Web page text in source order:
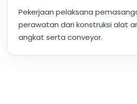
Pekerjaan pelaksana
perawatan dari konstruksi alat
angkat serta conveyor.